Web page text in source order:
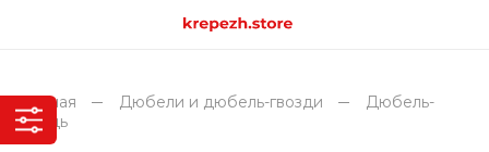
Главная Дюбели и дюбель-гвозди
Дюбель-
гвоздь